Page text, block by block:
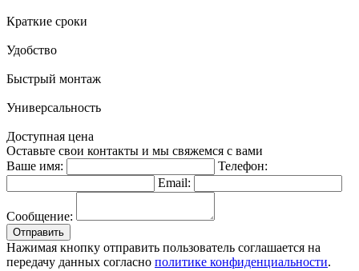
Краткие сроки
Удобство
Быстрый монтаж
Универсальность
Доступная цена
Оставьте свои контакты и мы свяжемся с вами
Ваше имя:
Телефон:
Email:
Сообщение:
Отправить
Нажимая кнопку отправить пользователь соглашается на
передачу данных согласно политике конфиденциальности.